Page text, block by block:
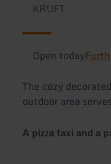
KRUFT
Open today
The cozy
outdoor area
A pizza taxi and a